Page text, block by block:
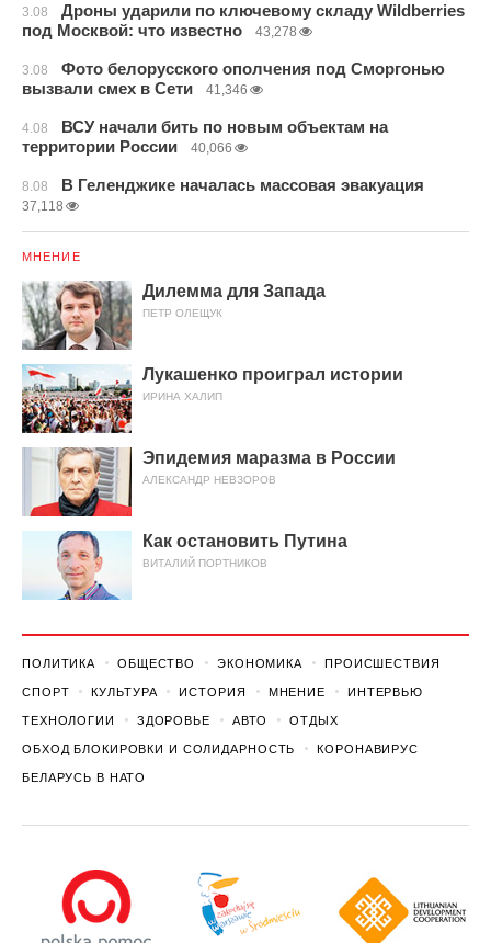
3.08
Дроны ударили по ключевому складу Wildberries
под Москвой: что известно
43,278
3.08
Фото белорусского ополчения под Сморгонью
вызвали смех в Сети
41,346
4.08
ВСУ начали бить по новым объектам на
территории России
40,066
8.08 В Геленджике началась массовая эвакуация
37,118
МНЕНИЕ
Дилемма для Запада
ПЕТР ОЛЕЩУК
Лукашенко проиграл истории
ИРИНА ХАЛИП
Эпидемия маразма в России
АЛЕКСАНДР НЕВЗОРОВ
Как остановить Путина
ВИТАЛИЙ ПОРТНИКОВ
ПОЛИТИКА ОБЩЕСТВО ЭКОНОМИКА ПРОИСШЕСТВИЯ
СПОРТ КУЛЬТУРА ИСТОРИЯ МНЕНИЕ ИНТЕРВЬЮ
ТЕХНОЛОГИИ ЗДОРОВЬЕ АВТО ОТДЫХ
ОБХОД БЛОКИРОВКИ И СОЛИДАРНОСТЬ КОРОНАВИРУС
БЕЛАРУСЬ В НАТО